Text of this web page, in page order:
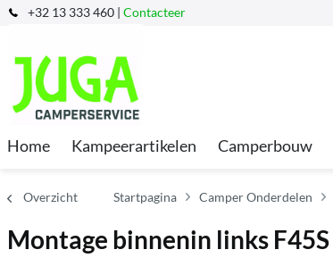
+32 13 333 460 | Contacteer
Home Kampeerartikelen Camperbouw
Overzicht Startpagina Camper Onderdelen
Montage binnenin links F45S